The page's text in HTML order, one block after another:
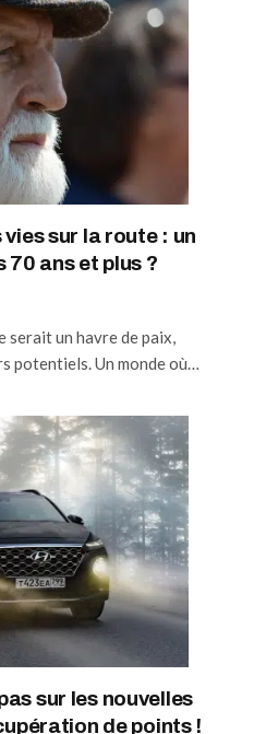
sur la route : un
70 ans et plus ?
serait un havre de paix,
potentiels. Un monde où…
sur les nouvelles
de points !